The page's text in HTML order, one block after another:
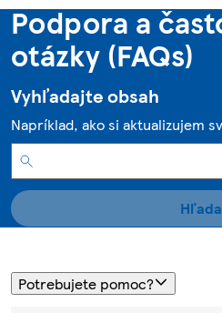
Podpora a
otázky (FAQs)
Vyhľadajte obsah
Napríklad, ako si aktualizujem
Potrebujete pomoc?